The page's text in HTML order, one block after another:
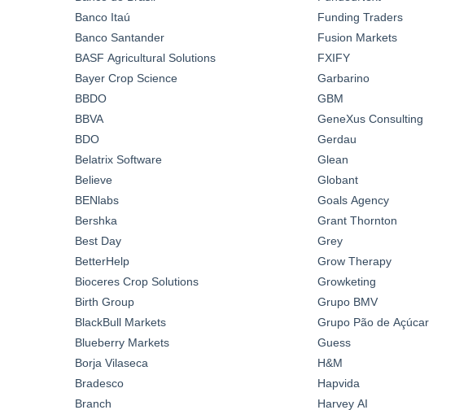
Banco Itaú
Banco Santander
BASF Agricultural Solutions
Bayer Crop Science
BBDO
BBVA
BDO
Belatrix Software
Believe
BENlabs
Bershka
Best Day
BetterHelp
Bioceres Crop Solutions
Birth Group
BlackBull Markets
Blueberry Markets
Borja Vilaseca
Bradesco
Branch
Funding Traders
Fusion Markets
FXIFY
Garbarino
GBM
GeneXus Consulting
Gerdau
Glean
Globant
Goals Agency
Grant Thornton
Grey
Grow Therapy
Growketing
Grupo BMV
Grupo Pão de Açúcar
Guess
H&M
Hapvida
Harvey AI